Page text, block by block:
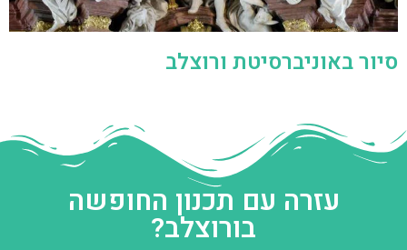
סיור באוניברסיטת ורוצלב
עזרה עם תכנון החופשה
בורוצלב?